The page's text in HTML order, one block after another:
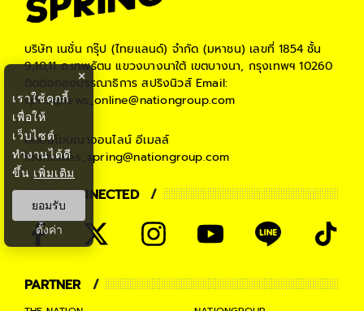
บริษัท เนชั่น กรุ๊ป (ไทยแลนด์) จำกัด (มหาชน) เลขที่ 1854 ชั้น
9,10,11 ถ.เทพรัตน แขวงบางนาใต้ เขตบางนา, กรุงเทพฯ 10260
ติดต่อกองบรรณาธิการ สปริงนิวส์Email:
springnews_online@nationgroup.com
ติดต่อโฆษณาออนไลน์ อีเมลล์
teamsales_spring@nationgroup.com
STAY CONNECTED
PARTNER
×
เราใช้คุกกี้
เพื่อให้
เว็บไซต์
ทำงานได้ดี
ขึ้น เพิ่มเติม
ยอมรับ
ตั้งค่า